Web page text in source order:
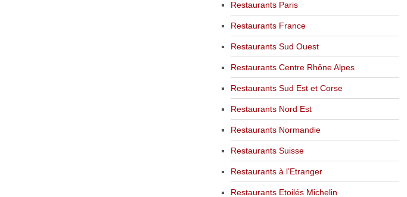
Restaurants Paris
Restaurants France
Restaurants Sud Ouest
Restaurants Centre Rhône Alpes
Restaurants Sud Est et Corse
Restaurants Nord Est
Restaurants Normandie
Restaurants Suisse
Restaurants à l’Etranger
Restaurants Etoilés Michelin